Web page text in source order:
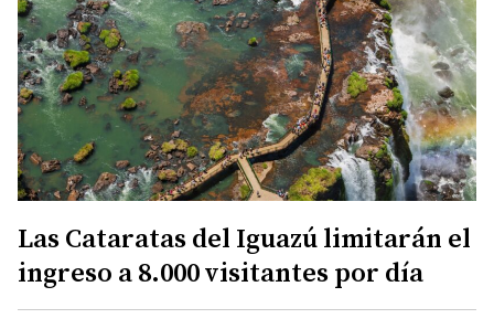
Las Cataratas del Iguazú limitarán el
ingreso a 8.000 visitantes por día